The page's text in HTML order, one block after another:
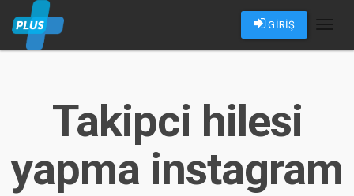
GİRİŞ
Takipci hilesi
yapma instagram